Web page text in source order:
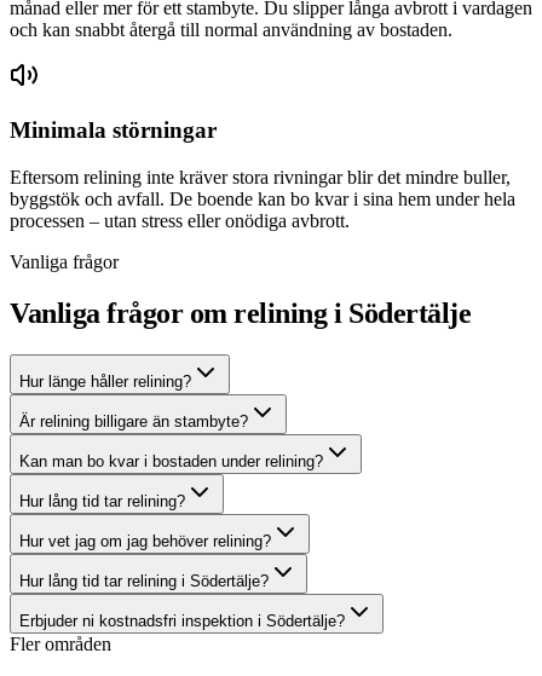
månad eller mer för ett stambyte. Du slipper långa avbrott i vardagen
och kan snabbt återgå till normal användning av bostaden.
Minimala störningar
Eftersom relining inte kräver stora rivningar blir det mindre buller,
byggstök och avfall. De boende kan bo kvar i sina hem under hela
processen – utan stress eller onödiga avbrott.
Vanliga frågor
Vanliga frågor om relining i Södertälje
Hur länge håller relining?
Är relining billigare än stambyte?
Kan man bo kvar i bostaden under relining?
Hur lång tid tar relining?
Hur vet jag om jag behöver relining?
Hur lång tid tar relining i Södertälje?
Erbjuder ni kostnadsfri inspektion i Södertälje?
Fler områden